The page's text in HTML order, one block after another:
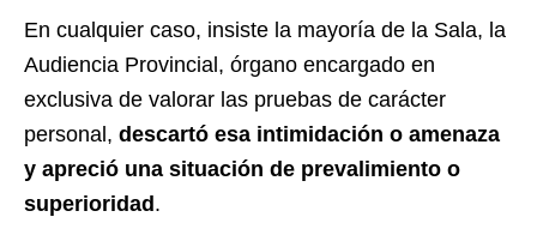
En cualquier caso, insiste la mayoría de la Sala, la
Audiencia Provincial, órgano encargado en
exclusiva de valorar las pruebas de carácter
personal, descartó esa intimidación o amenaza
y apreció una situación de prevalimiento o
superioridad .